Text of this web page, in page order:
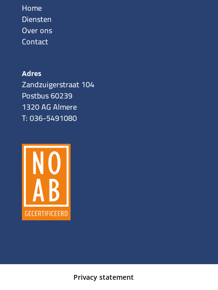
Home
Diensten
Over ons
Contact
Adres
Zandzuigerstraat 104
Postbus 60239
1320 AG Almere
T: 036-5491080
Privacy statement